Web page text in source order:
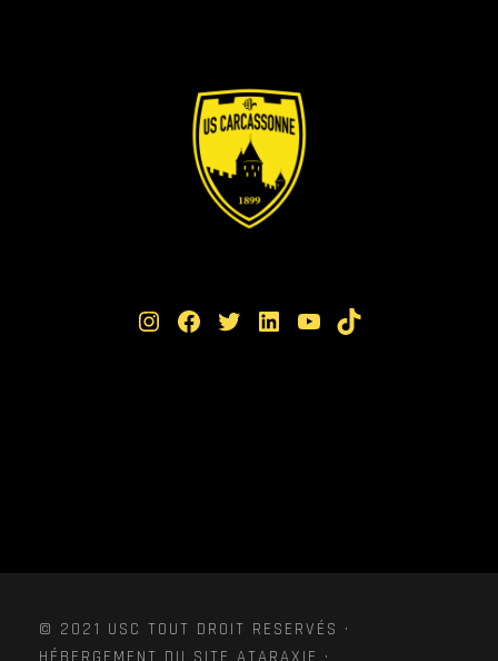
Instagram Facebook Twitter LinkedIn YouTube TikTok
© 2021 USC TOUT DROIT RESERVÉS ·
HÉBERGEMENT DU SITE ATARAXIE ·